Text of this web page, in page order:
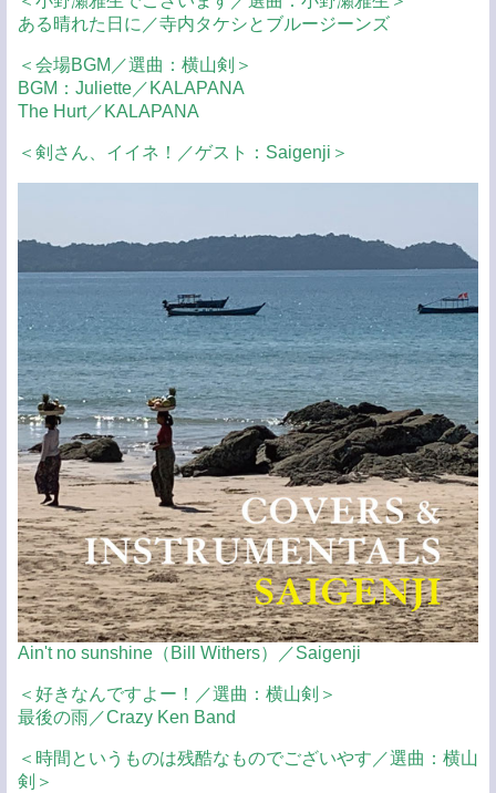
ある晴れた日に／寺内タケシとブルージーンズ
＜会場BGM／選曲：横山剣＞
BGM：Juliette／KALAPANA
The Hurt／KALAPANA
＜剣さん、イイネ！／ゲスト：Saigenji＞
Ain't no sunshine（Bill Withers）／Saigenji
＜好きなんですよー！／選曲：横山剣＞
最後の雨／Crazy Ken Band
＜時間というものは残酷なものでございやす／選曲：横山
剣＞